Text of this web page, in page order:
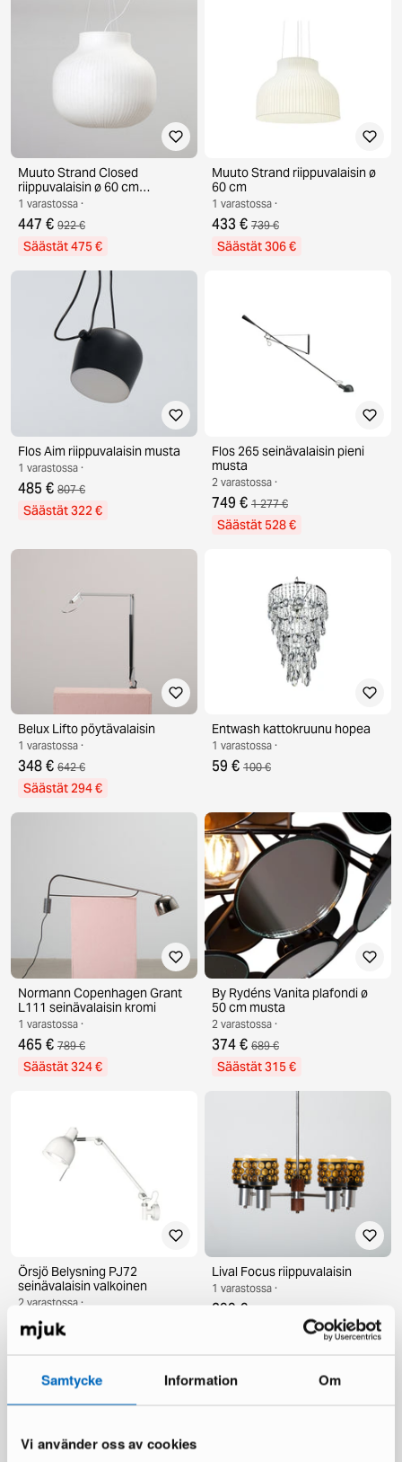
Samtycke Information Om
Vi använder oss av cookies
Muuto Strand Closed
riippuvalaisin ø 60 cm
valkoinen
1 varastossa ·
447 € 922 €
Säästät 475 €
Muuto Strand riippuvalaisin ø
60 cm
1 varastossa ·
433 € 739 €
Säästät 306 €
Flos Aim riippuvalaisin musta
1 varastossa ·
485 € 807 €
Säästät 322 €
Flos 265 seinävalaisin pieni
musta
2 varastossa ·
749 € 1 277 €
Säästät 528 €
Belux Lifto pöytävalaisin
1 varastossa ·
348 € 642 €
Säästät 294 €
Entwash kattokruunu hopea
1 varastossa ·
59 € 100 €
Normann Copenhagen Grant
L111 seinävalaisin kromi
1 varastossa ·
465 € 789 €
Säästät 324 €
By Rydéns Vanita plafondi ø
50 cm musta
2 varastossa ·
374 € 689 €
Säästät 315 €
Örsjö Belysning PJ72
seinävalaisin valkoinen
2 varastossa ·
374 € 602 €
Säästät 228 €
Lival Focus riippuvalaisin
1 varastossa ·
299 €